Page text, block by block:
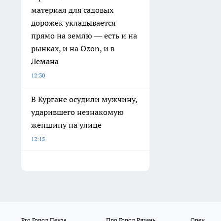
материал для садовых
дорожек укладывается
прямо на землю — есть и на
рынках, и на Ozon, и в
Лемана
12:30
В Кургане осудили мужчину,
ударившего незнакомую
женщину на улице
12:15